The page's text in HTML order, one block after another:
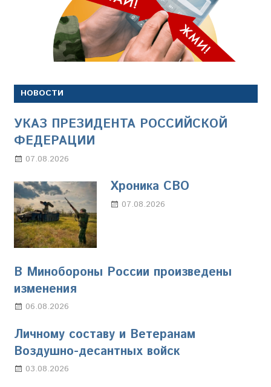
НОВОСТИ
УКАЗ ПРЕЗИДЕНТА РОССИЙСКОЙ
ФЕДЕРАЦИИ
07.08.2026
Хроника СВО
07.08.2026
В Минобороны России произведены
изменения
06.08.2026
Личному составу и Ветеранам
Воздушно-десантных войск
03.08.2026